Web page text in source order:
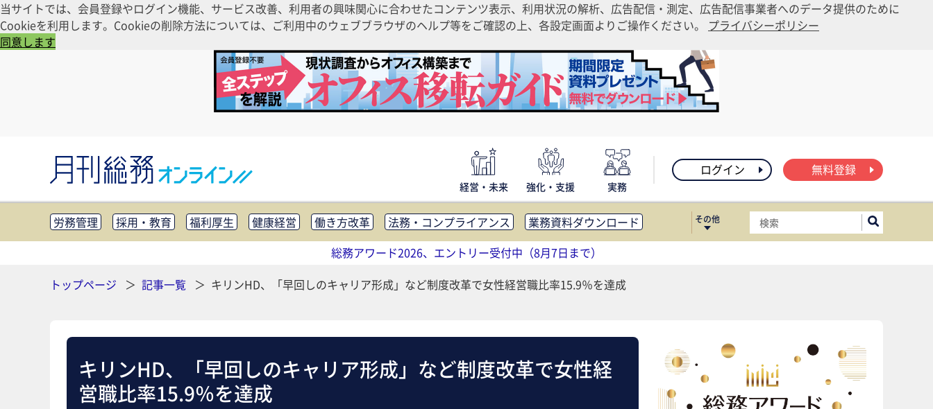
当サイトでは、会員登録やログイン機能、サービス改善、利用者の興味関心に合わせたコンテンツ表示、利用状況の解析、広告配信・測定、広告配信事業者へのデータ提供のために
Cookieを利用します。Cookieの削除方法については、ご利用中のウェブブラウザのヘルプ等をご確認の上、各設定画面よりご操作ください。 プライバシーポリシー
同意します
経営・未来 強化・支援 実務
ログイン 無料登録
労務管理 採用・教育 福利厚生 健康経営 働き方改革 法務・コンプライアンス
業務資料ダウンロード
知財管理
リスクマネジメント・BCP 社外・社内広報 社外・社内コミュニケーション活性化
FM・オフィス移転
助成金・補助金・コスト削減 アウトソーシング・BPO
調査・レポート
その他
総務アワード2026、エントリー受付中（8月7日まで）
トップページ
記事一覧 キリンHD、「早回しのキャリア形成」など制度改革で女性経営職比率15.9％を達成
キリンHD、「早回しのキャリア形成」など制度改革で女性経
営職比率15.9％を達成